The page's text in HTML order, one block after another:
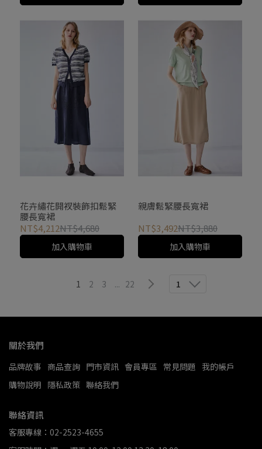
花卉繡花開衩裝飾扣鬆緊
腰長寬裙
NT$4,212NT$4,680
加入購物車
親膚鬆緊腰長寬裙
NT$3,492NT$3,880
加入購物車
1 2 3 ... 22 1
關於我們
品牌故事 商品查詢 門市資訊 會員專區 常見問題 我的帳戶
購物說明 隱私政策 聯絡我們
聯絡資訊
客服專線：02-2523-4655